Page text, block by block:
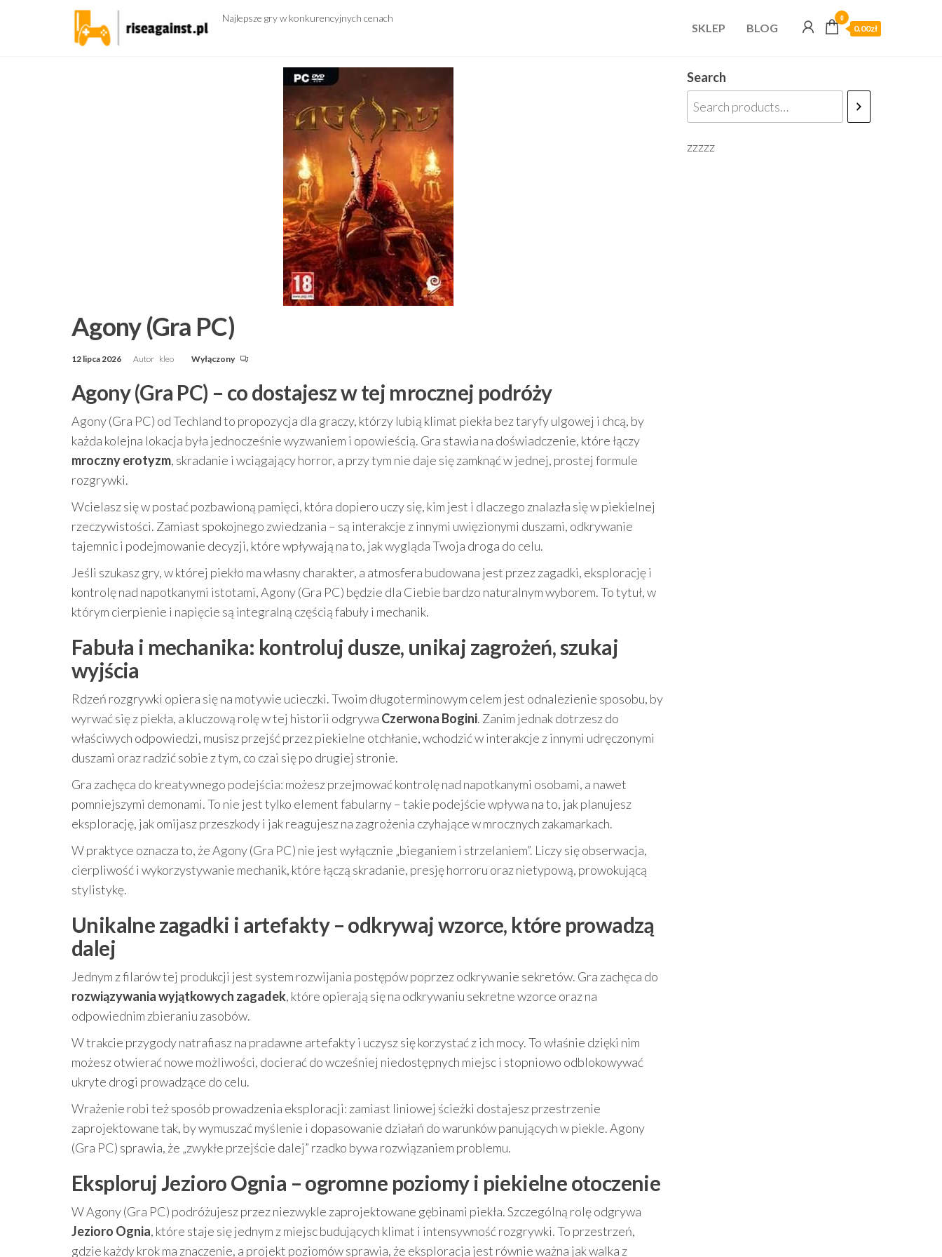
Najlepsze gry w konkurencyjnych cenach
SKLEP BLOG
0
0.00zł
Agony (Gra PC)
12 lipca 2026 Autor kleo Wyłączony
Agony (Gra PC) – co dostajesz w tej mrocznej podróży
Agony (Gra PC) od Techland to propozycja dla graczy, którzy lubią klimat piekła bez taryfy ulgowej i chcą, by
każda kolejna lokacja była jednocześnie wyzwaniem i opowieścią. Gra stawia na doświadczenie, które łączy
mroczny erotyzm, skradanie i wciągający horror, a przy tym nie daje się zamknąć w jednej, prostej formule
rozgrywki.
Wcielasz się w postać pozbawioną pamięci, która dopiero uczy się, kim jest i dlaczego znalazła się w piekielnej
rzeczywistości. Zamiast spokojnego zwiedzania – są interakcje z innymi uwięzionymi duszami, odkrywanie
tajemnic i podejmowanie decyzji, które wpływają na to, jak wygląda Twoja droga do celu.
Jeśli szukasz gry, w której piekło ma własny charakter, a atmosfera budowana jest przez zagadki, eksplorację i
kontrolę nad napotkanymi istotami, Agony (Gra PC) będzie dla Ciebie bardzo naturalnym wyborem. To tytuł, w
którym cierpienie i napięcie są integralną częścią fabuły i mechanik.
Fabuła i mechanika: kontroluj dusze, unikaj zagrożeń, szukaj
wyjścia
Rdzeń rozgrywki opiera się na motywie ucieczki. Twoim długoterminowym celem jest odnalezienie sposobu, by
wyrwać się z piekła, a kluczową rolę w tej historii odgrywa Czerwona Bogini. Zanim jednak dotrzesz do
właściwych odpowiedzi, musisz przejść przez piekielne otchłanie, wchodzić w interakcje z innymi udręczonymi
duszami oraz radzić sobie z tym, co czai się po drugiej stronie.
Gra zachęca do kreatywnego podejścia: możesz przejmować kontrolę nad napotkanymi osobami, a nawet
pomniejszymi demonami. To nie jest tylko element fabularny – takie podejście wpływa na to, jak planujesz
eksplorację, jak omijasz przeszkody i jak reagujesz na zagrożenia czyhające w mrocznych zakamarkach.
W praktyce oznacza to, że Agony (Gra PC) nie jest wyłącznie „bieganiem i strzelaniem”. Liczy się obserwacja,
cierpliwość i wykorzystywanie mechanik, które łączą skradanie, presję horroru oraz nietypową, prowokującą
stylistykę.
Unikalne zagadki i artefakty – odkrywaj wzorce, które prowadzą
dalej
Jednym z filarów tej produkcji jest system rozwijania postępów poprzez odkrywanie sekretów. Gra zachęca do
rozwiązywania wyjątkowych zagadek, które opierają się na odkrywaniu sekretne wzorce oraz na
odpowiednim zbieraniu zasobów.
W trakcie przygody natrafiasz na pradawne artefakty i uczysz się korzystać z ich mocy. To właśnie dzięki nim
możesz otwierać nowe możliwości, docierać do wcześniej niedostępnych miejsc i stopniowo odblokowywać
ukryte drogi prowadzące do celu.
Wrażenie robi też sposób prowadzenia eksploracji: zamiast liniowej ścieżki dostajesz przestrzenie
zaprojektowane tak, by wymuszać myślenie i dopasowanie działań do warunków panujących w piekle. Agony
(Gra PC) sprawia, że „zwykłe przejście dalej” rzadko bywa rozwiązaniem problemu.
Eksploruj Jezioro Ognia – ogromne poziomy i piekielne otoczenie
W Agony (Gra PC) podróżujesz przez niezwykle zaprojektowane gębinami piekła. Szczególną rolę odgrywa
Jezioro Ognia, które staje się jednym z miejsc budujących klimat i intensywność rozgrywki. To przestrzeń,
gdzie każdy krok ma znaczenie, a projekt poziomów sprawia, że eksploracja jest równie ważna jak walka z
Search
zzzzz